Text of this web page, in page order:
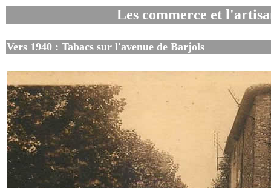
Les commerce et
Vers 1940 : Tabacs sur l'avenue de Barjols